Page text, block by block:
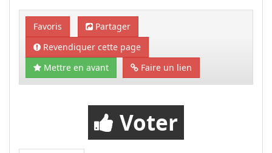
Favoris
Partager
Revendiquer cette page
Mettre en avant
Faire un lien
Voter